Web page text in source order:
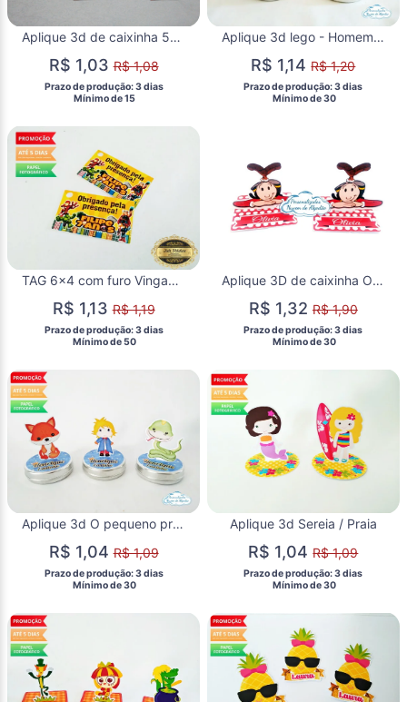
Aplique 3d de caixinha 5x5 Vingadores
R$ 1,03R$ 1,08
Prazo de produção: 3 dias
  Mínimo de 15
Aplique 3d lego - Homem Aranha
R$ 1,14R$ 1,20
Prazo de produção: 3 dias
  Mínimo de 30
TAG 6x4 com furo Vingadores
R$ 1,13R$ 1,19
Prazo de produção: 3 dias
  Mínimo de 50
Aplique 3D de caixinha Olivia Palito
R$ 1,32R$ 1,90
Prazo de produção: 3 dias
  Mínimo de 30
Aplique 3d O pequeno príncipe
R$ 1,04R$ 1,09
Prazo de produção: 3 dias
  Mínimo de 30
Aplique 3d Sereia / Praia
R$ 1,04R$ 1,09
Prazo de produção: 3 dias
  Mínimo de 30